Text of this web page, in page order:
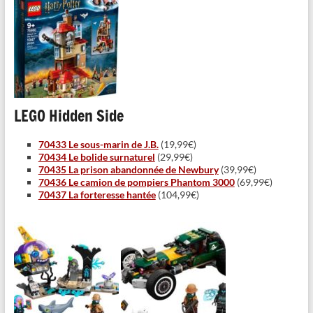
LEGO Hidden Side
70433 Le sous-marin de J.B.(19,99€)
70434 Le bolide surnaturel (29,99€)
70435 La prison abandonnée de Newbury(39,99€)
70436 Le camion de pompiers Phantom 3000(69,99€)
70437 La forteresse hantée(104,99€)